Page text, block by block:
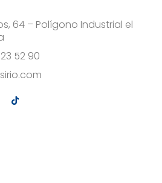
64 – Polígono Industrial el
52 90